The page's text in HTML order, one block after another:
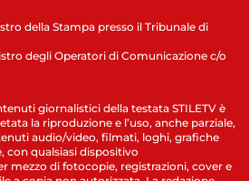
della Stampa presso il Tribunale di
degli Operatori di Comunicazione c/o
giornalistici della testata STILETV è
la riproduzione e l’uso, anche parziale,
audio/video, filmati, loghi, grafiche
con qualsiasi dispositivo
mezzo di fotocopie, registrazioni, cover e